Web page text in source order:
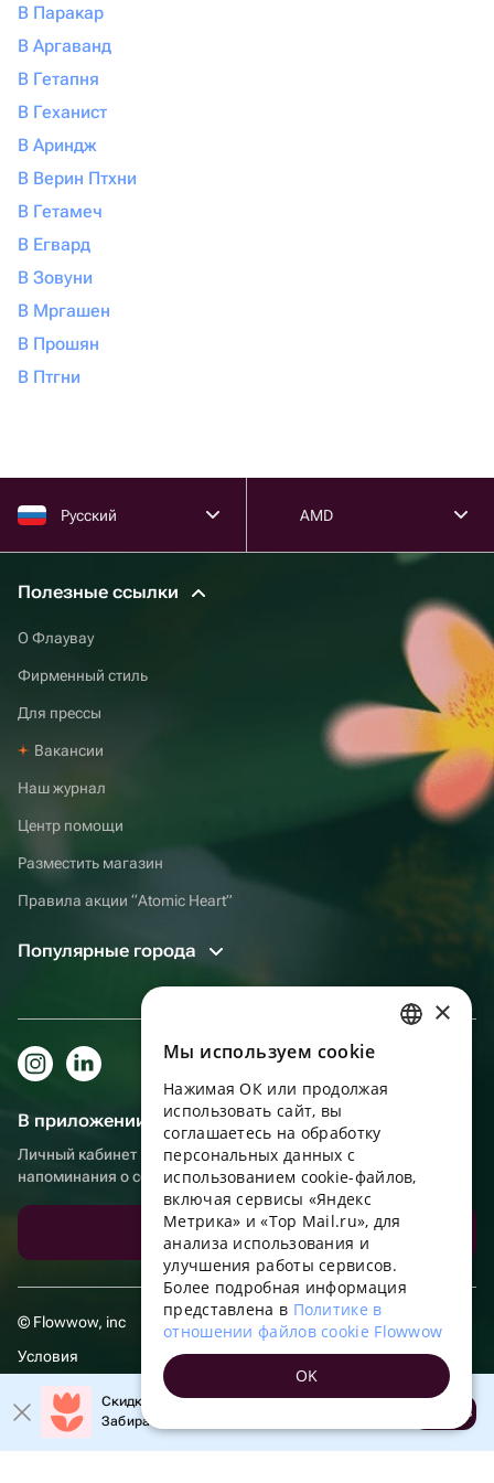
В Паракар
В Аргаванд
В Гетапня
В Геханист
В Ариндж
В Верин Птхни
В Гетамеч
В Егвард
В Зовуни
В Мргашен
В Прошян
В Птгни
Русский AMD
Полезные ссылки
О Флаувау
Фирменный стиль
Для прессы
Вакансии
Наш журнал
Центр помощи
Разместить магазин
Правила акции “Atomic Heart”
Популярные города
В приложении еще удобнее!
Личный кабинет получателя, больше бонусов за покупки и
напоминания о событиях
Скачать приложение
© Flowwow, inc
Условия
Обработка персональных данных
Скидка 20% на первый заказ!
Забирайте промокод в приложении!
Открыть
ENGLISH
UKRAINIAN
PORTUGUESE
FRENCH
TURKISH
POLISH
×
Мы используем сookie
Нажимая ОК или продолжая
использовать сайт, вы
соглашаетесь на обработку
персональных данных с
использованием cookie-файлов,
включая сервисы «Яндекс
Метрика» и «Top Mail.ru», для
анализа использования и
улучшения работы сервисов.
Более подробная информация
представлена в Политике в
отношении файлов cookie Flowwow
OK